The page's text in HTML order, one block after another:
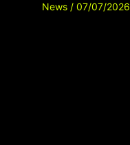
News/ 07/07/2026